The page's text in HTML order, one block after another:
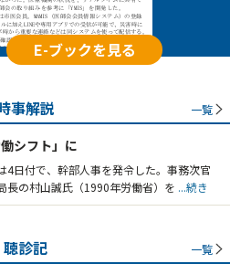
E-ブックを見る
事解説 一覧
シフト」に
4日付で、幹部人事を発令した。事務次官
長の村山誠氏（1990年労働省）を ...続き
聴診記 一覧